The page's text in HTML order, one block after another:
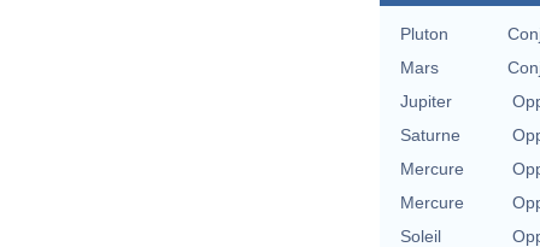
Pluton
Mars
Jupiter
Saturne
Mercure
Mercure
Soleil